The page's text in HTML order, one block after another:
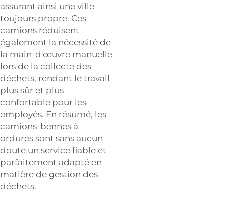
assurant ainsi une ville
toujours propre. Ces
camions réduisent
également la nécessité de
la main-d'œuvre manuelle
lors de la collecte des
déchets, rendant le travail
plus sûr et plus
confortable pour les
employés. En résumé, les
camions-bennes à
ordures sont sans aucun
doute un service fiable et
parfaitement adapté en
matière de gestion des
déchets.